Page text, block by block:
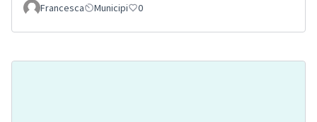
Francesca
Municipi 0